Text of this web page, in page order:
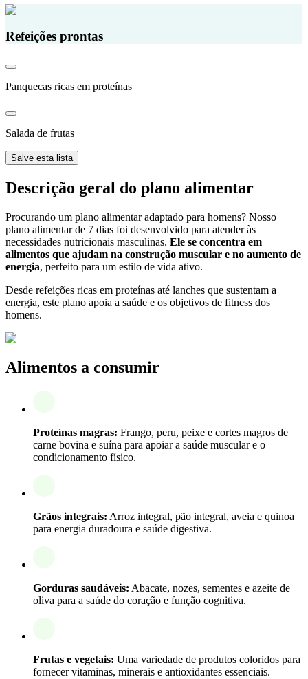
Refeições prontas
Panquecas ricas em proteínas
Salada de frutas
Salve esta lista
Descrição geral do plano alimentar
Procurando um plano alimentar adaptado para homens? Nosso
plano alimentar de 7 dias foi desenvolvido para atender às
necessidades nutricionais masculinas. Ele se concentra em
alimentos que ajudam na construção muscular e no aumento de
energia, perfeito para um estilo de vida ativo.
Desde refeições ricas em proteínas até lanches que sustentam a
energia, este plano apoia a saúde e os objetivos de fitness dos
homens.
Alimentos a consumir
Proteínas magras: Frango, peru, peixe e cortes magros de
carne bovina e suína para apoiar a saúde muscular e o
condicionamento físico.
Grãos integrais: Arroz integral, pão integral, aveia e quinoa
para energia duradoura e saúde digestiva.
Gorduras saudáveis: Abacate, nozes, sementes e azeite de
oliva para a saúde do coração e função cognitiva.
Frutas e vegetais: Uma variedade de produtos coloridos para
fornecer vitaminas, minerais e antioxidantes essenciais.